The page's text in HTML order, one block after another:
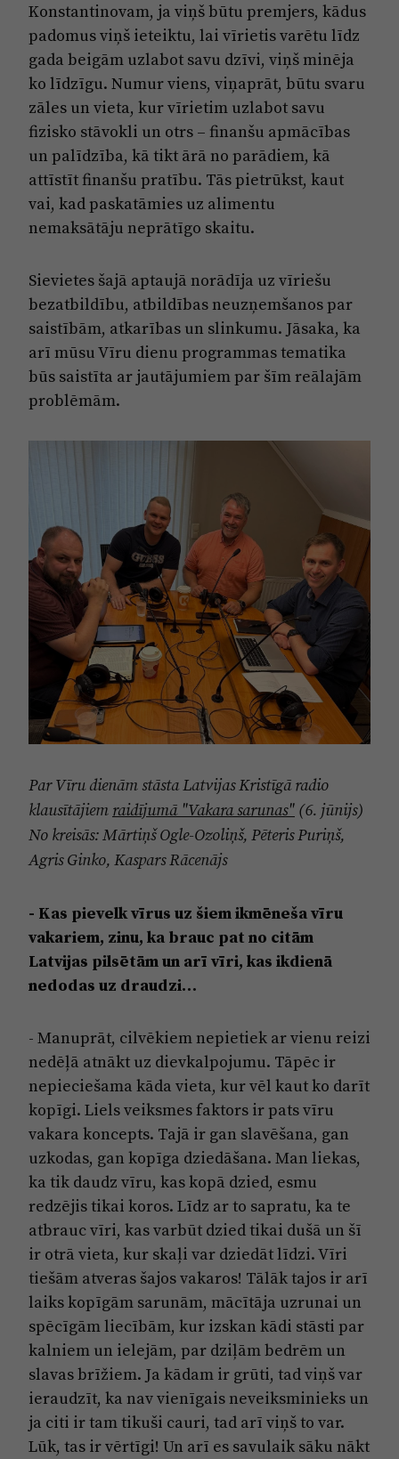
Konstantinovam, ja viņš būtu premjers, kādus
padomus viņš ieteiktu, lai vīrietis varētu līdz
gada beigām uzlabot savu dzīvi, viņš minēja
ko līdzīgu. Numur viens, viņaprāt, būtu svaru
zāles un vieta, kur vīrietim uzlabot savu
fizisko stāvokli un otrs – finanšu apmācības
un palīdzība, kā tikt ārā no parādiem, kā
attīstīt finanšu pratību. Tās pietrūkst, kaut
vai, kad paskatāmies uz alimentu
nemaksātāju neprātīgo skaitu.
Sievietes šajā aptaujā norādīja uz vīriešu
bezatbildību, atbildības neuzņemšanos par
saistībām, atkarības un slinkumu. Jāsaka, ka
arī mūsu Vīru dienu programmas tematika
būs saistīta ar jautājumiem par šīm reālajām
problēmām.
Par Vīru dienām stāsta Latvijas Kristīgā radio
klausītājiem raidījumā "Vakara sarunas" (6. jūnijs)
No kreisās: Mārtiņš Ogle-Ozoliņš, Pēteris Puriņš,
Agris Ginko, Kaspars Rācenājs
- Kas pievelk vīrus uz šiem ikmēneša vīru
vakariem, zinu, ka brauc pat no citām
Latvijas pilsētām un arī vīri, kas ikdienā
nedodas uz draudzi…
- Manuprāt, cilvēkiem nepietiek ar vienu reizi
nedēļā atnākt uz dievkalpojumu. Tāpēc ir
nepieciešama kāda vieta, kur vēl kaut ko darīt
kopīgi. Liels veiksmes faktors ir pats vīru
vakara koncepts. Tajā ir gan slavēšana, gan
uzkodas, gan kopīga dziedāšana. Man liekas,
ka tik daudz vīru, kas kopā dzied, esmu
redzējis tikai koros. Līdz ar to sapratu, ka te
atbrauc vīri, kas varbūt dzied tikai dušā un šī
ir otrā vieta, kur skaļi var dziedāt līdzi. Vīri
tiešām atveras šajos vakaros! Tālāk tajos ir arī
laiks kopīgām sarunām, mācītāja uzrunai un
spēcīgām liecībām, kur izskan kādi stāsti par
kalniem un ielejām, par dziļām bedrēm un
slavas brīžiem. Ja kādam ir grūti, tad viņš var
ieraudzīt, ka nav vienīgais neveiksminieks un
ja citi ir tam tikuši cauri, tad arī viņš to var.
Lūk, tas ir vērtīgi! Un arī es savulaik sāku nākt